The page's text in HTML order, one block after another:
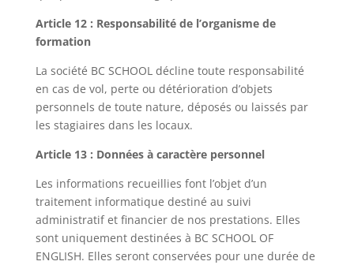
Article 12 : Responsabilité de l’organisme de
formation
La société BC SCHOOL décline toute responsabilité
en cas de vol, perte ou détérioration d’objets
personnels de toute nature, déposés ou laissés par
les stagiaires dans les locaux.
Article 13 : Données à caractère personnel
Les informations recueillies font l’objet d’un
traitement informatique destiné au suivi
administratif et financier de nos prestations. Elles
sont uniquement destinées à BC SCHOOL OF
ENGLISH. Elles seront conservées pour une durée de